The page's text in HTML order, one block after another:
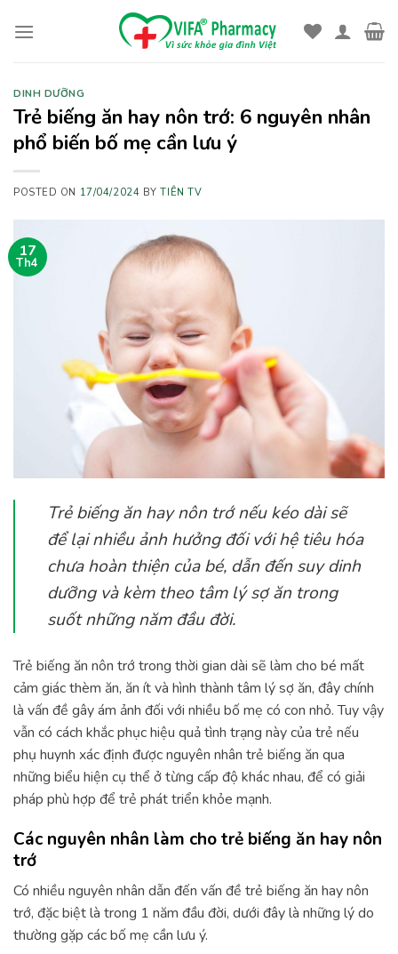
DINH DƯỠNG
Trẻ biếng ăn hay nôn trớ: 6 nguyên nhân
phổ biến bố mẹ cần lưu ý
POSTED ON 17/04/2024 BYTIÊN TV
17
Th4
Trẻ biếng ăn hay nôn trớ nếu kéo dài sẽ
để lại nhiều ảnh hưởng đối với hệ tiêu hóa
chưa hoàn thiện của bé, dẫn đến suy dinh
dưỡng và kèm theo tâm lý sợ ăn trong
suốt những năm đầu đời.
Trẻ biếng ăn nôn trớ trong thời gian dài sẽ làm cho bé mất
cảm giác thèm ăn, ăn ít và hình thành tâm lý sợ ăn, đây chính
là vấn đề gây ám ảnh đối với nhiều bố mẹ có con nhỏ. Tuy vậy
vẫn có cách khắc phục hiệu quả tình trạng này của trẻ nếu
phụ huynh xác định được nguyên nhân trẻ biếng ăn qua
những biểu hiện cụ thể ở từng cấp độ khác nhau, để có giải
pháp phù hợp để trẻ phát triển khỏe mạnh.
Các nguyên nhân làm cho trẻ biếng ăn hay nôn
trớ
Có nhiều nguyên nhân dẫn đến vấn đề trẻ biếng ăn hay nôn
trớ, đặc biệt là trong 1 năm đầu đời, dưới đây là những lý do
thường gặp các bố mẹ cần lưu ý.